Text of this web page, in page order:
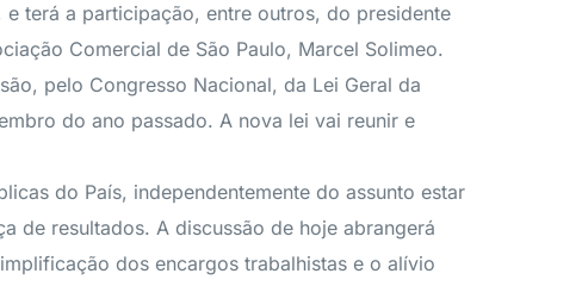
terá a participação, entre outros, do presidente
Comercial de São Paulo, Marcel Solimeo.
pelo Congresso Nacional, da Lei Geral da
do ano passado. A nova lei vai reunir e
do País, independentemente do assunto estar
de resultados. A discussão de hoje abrangerá
dos encargos trabalhistas e o alívio